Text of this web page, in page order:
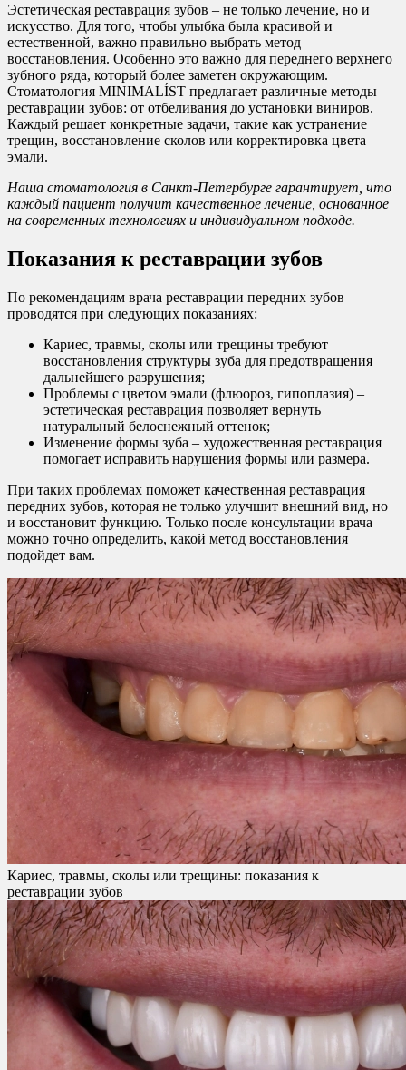
Эстетическая реставрация зубов – не только лечение, но и
искусство. Для того, чтобы улыбка была красивой и
естественной, важно правильно выбрать метод
восстановления. Особенно это важно для переднего верхнего
зубного ряда, который более заметен окружающим.
Стоматология MINIMALÍST предлагает различные методы
реставрации зубов: от отбеливания до установки виниров.
Каждый решает конкретные задачи, такие как устранение
трещин, восстановление сколов или корректировка цвета
эмали.
Наша стоматология в Санкт-Петербурге гарантирует, что
каждый пациент получит качественное лечение, основанное
на современных технологиях и индивидуальном подходе.
Показания к реставрации зубов
По рекомендациям врача реставрации передних зубов
проводятся при следующих показаниях:
Кариес, травмы, сколы или трещины требуют
восстановления структуры зуба для предотвращения
дальнейшего разрушения;
Проблемы с цветом эмали (флюороз, гипоплазия) –
эстетическая реставрация позволяет вернуть
натуральный белоснежный оттенок;
Изменение формы зуба – художественная реставрация
помогает исправить нарушения формы или размера.
При таких проблемах поможет качественная реставрация
передних зубов, которая не только улучшит внешний вид, но
и восстановит функцию. Только после консультации врача
можно точно определить, какой метод восстановления
подойдет вам.
Кариес, травмы, сколы или трещины: показания к
реставрации зубов